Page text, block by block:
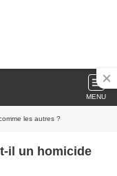
MENU
les autres ?
il un homicide